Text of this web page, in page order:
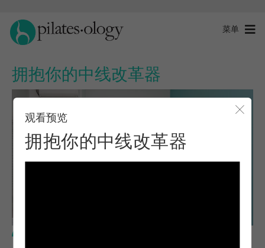
菜单
拥抱你的中线改革器
观看预览
拥抱你的中线改革器